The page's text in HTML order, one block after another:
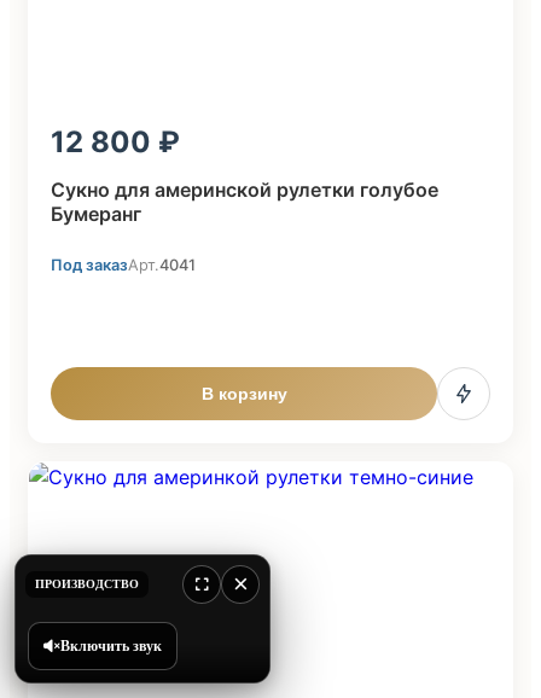
12 800
Сукно для америнской рулетки голубое
Бумеранг
Под заказАрт.4041
В корзину
ПРОИЗВОДСТВО ×
Включить звук